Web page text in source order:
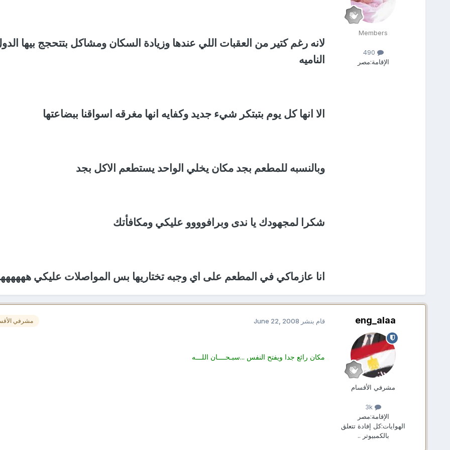
Members
الإقامة:مصر
لانه رغم كتير من العقبات اللي عندها وزيادة السكان ومشاكل بتتحجج بيها
الناميه
الا انها كل يوم بتبتكر شيء جديد وكفايه انها مغرقه اسواقنا ببضاعتها
وبالنسبه للمطعم بجد مكان يخلي الواحد يستطعم الاكل بجد
شكرا لمجهودك يا ندى وبرافوووو عليكي ومكافأتك
انا عازماكي في المطعم على اي وجبه تختاريها بس المواصلات عليكي
eng_alaa
مشرفي الأقسام
3k
الإقامة:مصر
الهوايات:كل إفادة تتعلق
بالكمبيوتر ..
مشرفي قام بنشر June 22, 2008
مكان رائع جدا ويفتح النفس ...سبـحــــان اللـــه